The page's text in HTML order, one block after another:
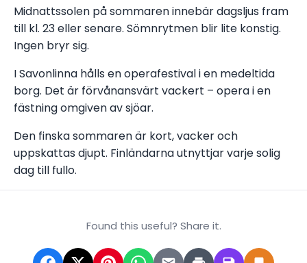
Midnattssolen på sommaren innebär dagsljus fram
till kl. 23 eller senare. Sömnrytmen blir lite konstig.
Ingen bryr sig.
I Savonlinna hålls en operafestival i en medeltida
borg. Det är förvånansvärt vackert – opera i en
fästning omgiven av sjöar.
Den finska sommaren är kort, vacker och
uppskattas djupt. Finländarna utnyttjar varje solig
dag till fullo.
Found this useful? Share it.